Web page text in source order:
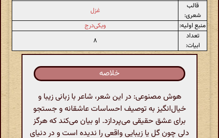
قالب
شعری:
غزل
منبع اولیه:
ویکی‌درج
تعداد
ابیات:
۸
خلاصه
هوش مصنوعی: در این شعر، شاعر با زبانی زیبا و
خیال‌انگیز به توصیف احساسات عاشقانه و جستجو
برای عشق حقیقی می‌پردازد. او بیان می‌کند که هرگز
دلی چون گل یا زیبایی واقعی را ندیده است و در دنیای